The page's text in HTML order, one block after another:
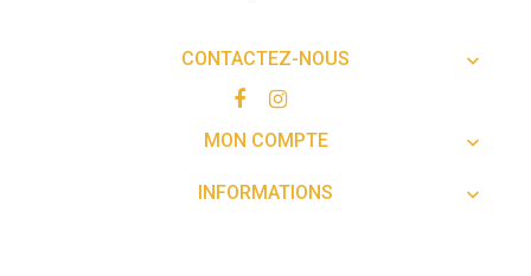
CONTACTEZ-NOUS 
MON COMPTE 
INFORMATIONS 